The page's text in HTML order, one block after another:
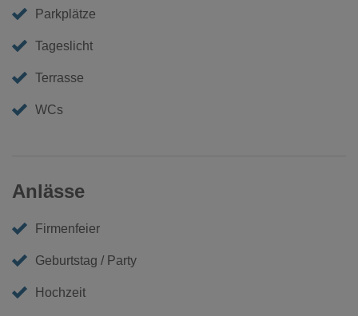
Parkplätze
Tageslicht
Terrasse
WCs
Anlässe
Firmenfeier
Geburtstag / Party
Hochzeit